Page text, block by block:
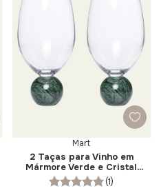
Mart
2 Taças para Vinho em
Mármore Verde e Cristal
520ml - Mart
(1)